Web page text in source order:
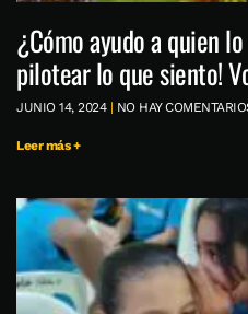
¿Cómo ayudo a quien
pilotear lo que siento!
JUNIO 14, 2024 NO HAY
Leer más +